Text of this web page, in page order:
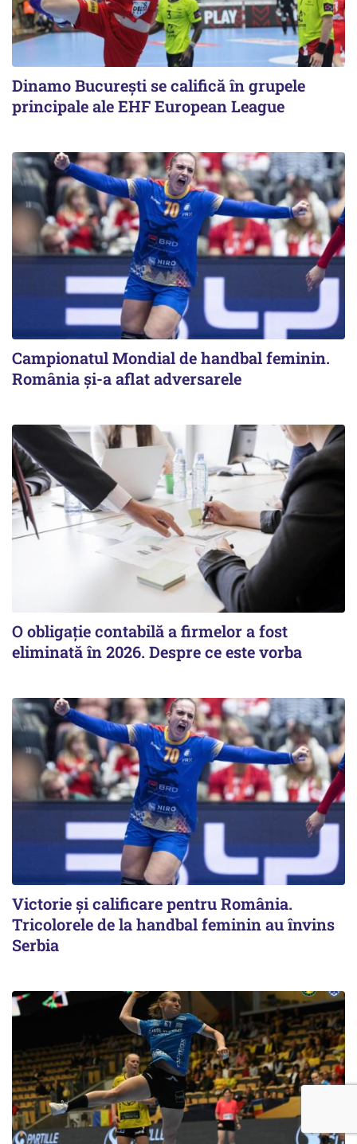
Dinamo București se califică în grupele
principale ale EHF European League
Campionatul Mondial de handbal feminin.
România și-a aflat adversarele
O obligație contabilă a firmelor a fost
eliminată în 2026. Despre ce este vorba
Victorie și calificare pentru România.
Tricolorele de la handbal feminin au învins
Serbia